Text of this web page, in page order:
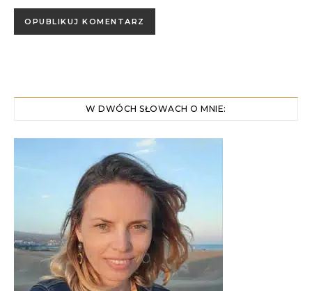
W DWÓCH SŁOWACH O MNIE: